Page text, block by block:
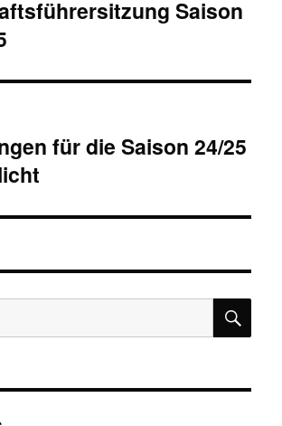
Saison
für die Saison 24/25